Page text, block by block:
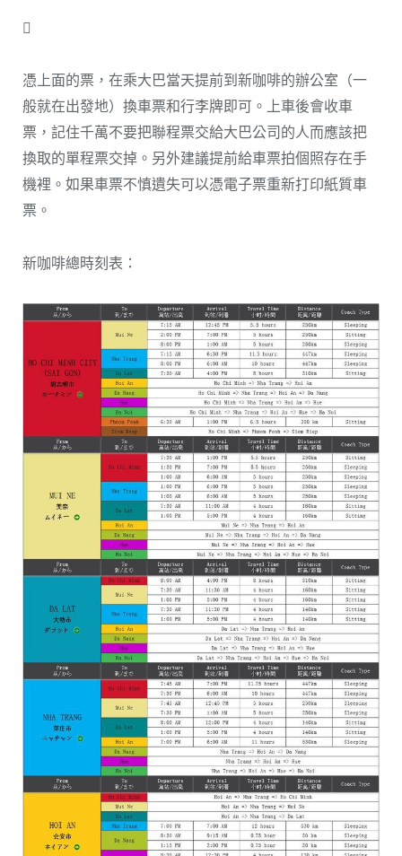

憑上面的票，在乘大巴當天提前到新咖啡的辦公室（一
般就在出發地）換車票和行李牌即可。上車後會收車
票，記住千萬不要把聯程票交給大巴公司的人而應該把
換取的單程票交掉。另外建議提前給車票拍個照存在手
機裡。如果車票不慎遺失可以憑電子票重新打印紙質車
票。
新咖啡總時刻表：